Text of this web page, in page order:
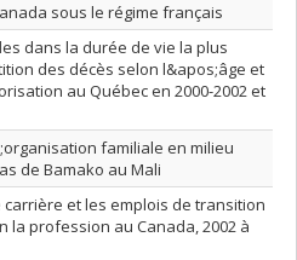
sous le régime français
dans la durée de vie la plus
des décès selon l&apos;âge et
au Québec en 2000-2002 et
familiale en milieu
de Bamako au Mali
carrière et les emplois de transition
la profession au Canada, 2002 à